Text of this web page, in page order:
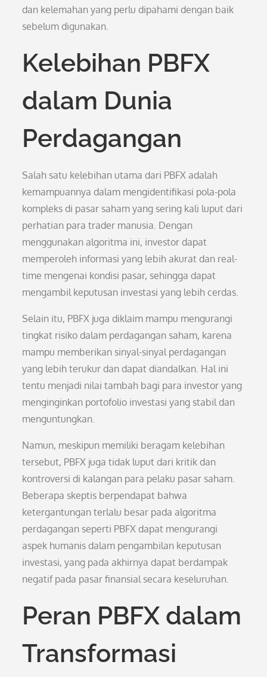
dan kelemahan yang perlu dipahami dengan baik
sebelum digunakan.
Kelebihan PBFX
dalam Dunia
Perdagangan
Salah satu kelebihan utama dari PBFX adalah
kemampuannya dalam mengidentifikasi pola-pola
kompleks di pasar saham yang sering kali luput dari
perhatian para trader manusia. Dengan
menggunakan algoritma ini, investor dapat
memperoleh informasi yang lebih akurat dan real-
time mengenai kondisi pasar, sehingga dapat
mengambil keputusan investasi yang lebih cerdas.
Selain itu, PBFX juga diklaim mampu mengurangi
tingkat risiko dalam perdagangan saham, karena
mampu memberikan sinyal-sinyal perdagangan
yang lebih terukur dan dapat diandalkan. Hal ini
tentu menjadi nilai tambah bagi para investor yang
menginginkan portofolio investasi yang stabil dan
menguntungkan.
Namun, meskipun memiliki beragam kelebihan
tersebut, PBFX juga tidak luput dari kritik dan
kontroversi di kalangan para pelaku pasar saham.
Beberapa skeptis berpendapat bahwa
ketergantungan terlalu besar pada algoritma
perdagangan seperti PBFX dapat mengurangi
aspek humanis dalam pengambilan keputusan
investasi, yang pada akhirnya dapat berdampak
negatif pada pasar finansial secara keseluruhan.
Peran PBFX dalam
Transformasi